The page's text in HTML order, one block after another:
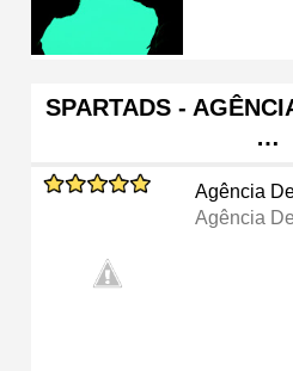
SPARTADS -
…
Agência
Agência